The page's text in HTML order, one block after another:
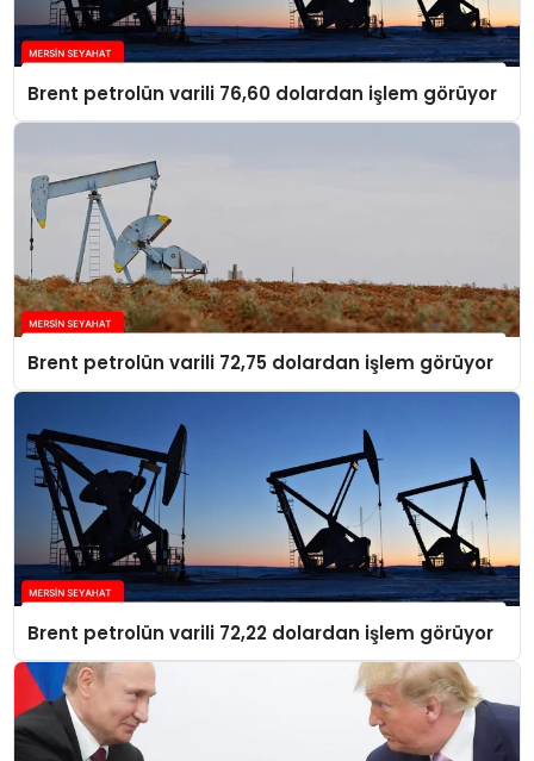
Brent petrolün varili 76,60 dolardan işlem görüyor
Brent petrolün varili 72,75 dolardan işlem görüyor
Brent petrolün varili 72,22 dolardan işlem görüyor